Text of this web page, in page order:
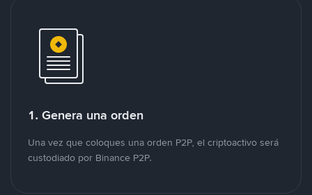
1. Genera una orden
Una vez que coloques una orden P2P, el criptoactivo será
custodiado por Binance P2P.